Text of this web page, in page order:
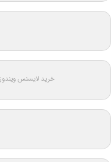
خرید لایسنس ویندوز 11: نسخه قانونی Windows 11 اورجینال